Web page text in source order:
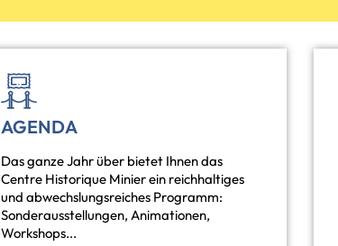
AGENDA
Das ganze Jahr über bietet Ihnen das
Centre Historique Minier ein reichhaltiges
und abwechslungsreiches Programm:
Sonderausstellungen, Animationen,
Workshops...